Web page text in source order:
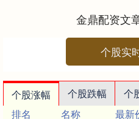
金鼎配资文
个股实
个股涨幅 个股跌幅 个
排名
名称 最新